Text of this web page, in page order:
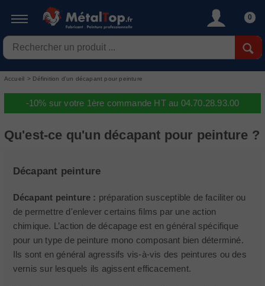
0
Accueil > Définition d'un décapant pour peinture
-10% sur votre 1ère commande HT au 04.70.28.93.00
Qu'est-ce qu'un décapant pour peinture ?
Décapant peinture
Décapant peinture : préparation susceptible de faciliter ou
de permettre d'enlever certains films par une action
chimique. L’action de décapage est en général spécifique
pour un type de peinture mono composant bien déterminé.
Ils sont en général agressifs vis-à-vis des peintures ou des
vernis sur lesquels ils agissent efficacement.